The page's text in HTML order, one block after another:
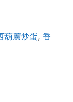
葫蘆炒蛋,香